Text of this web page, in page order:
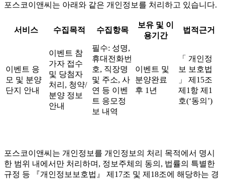
포스코이앤씨는 아래와 같은 개인정보를 처리하고 있습니다.
서비스 수집목적 수집항목
보유 및 이
용기간
법적근거
이벤트 응
모 및 분양
단지 안내
이벤트 참
가자 접수
및 당첨자
처리, 청약/
분양 정보
안내
필수: 성명,
휴대전화번
호, 직장명
및 주소, 사
연 등 이벤
트 응모정
보 내역
이벤트 및
분양완료
후 1년
「 개인정
보 보호법
」 제15조
제1항 제1
호(‘동의’)
포스코이앤씨는 개인정보를 개인정보의 처리 목적에서 명시
한 범위 내에서만 처리하며, 정보주체의 동의, 법률의 특별한
규정 등 『개인정보보호법』 제17조 및 제18조에 해당하는 경